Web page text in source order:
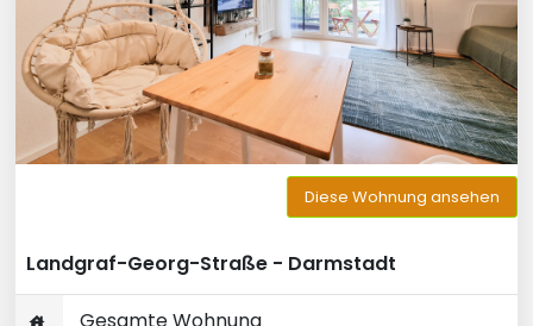
Diese Wohnung ansehen
Landgraf-Georg-Straße - Darmstadt